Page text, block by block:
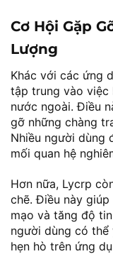
Cơ Hội Gặp
Lượng
Khác với các ứng
tập trung vào việc
nước ngoài. Điều
gỡ những chàng
Nhiều người dùng
mối quan hệ
Hơn nữa, Lycrp
chẽ. Điều này
mạo và tăng độ
người dùng có
hẹn hò trên ứng